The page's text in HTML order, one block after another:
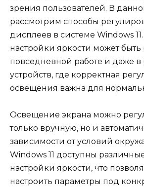
зрения пользователей. В
рассмотрим способы
дисплеев в системе Windows
настройки яркости может
повседневной работе и даже в
устройств, где корректная
освещения важна для
Освещение экрана можно
только вручную, но и
зависимости от условий
Windows 11 доступны
настройки яркости, что
настроить параметры под